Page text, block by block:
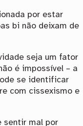
por estar
bi não deixam de
seja um fator
é impossível – a
se identificar
com cissexismo e
sentir mal por